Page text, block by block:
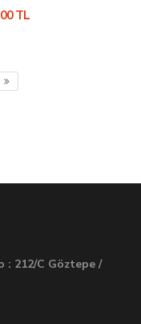
TL
: 212/C Göztepe /